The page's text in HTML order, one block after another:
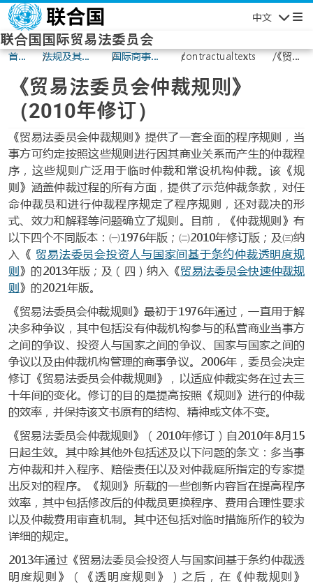
Skip to main content
中文
联合国国际贸易法委员会
首
法规及其状
国际商事仲
contractualtexts
《贸易
年修
订）
《贸易法委员会仲裁规则》
（2010年修订）
《贸易法委员会仲裁规则》提供了一套全面的程序规则，当
事方可约定按照这些规则进行因其商业关系而产生的仲裁程
序，这些规则广泛用于临时仲裁和常设机构仲裁。该《规
则》涵盖仲裁过程的所有方面，提供了示范仲裁条款，对任
命仲裁员和进行仲裁程序规定了程序规则，还对裁决的形
式、效力和解释等问题确立了规则。目前，《仲裁规则》有
以下四个不同版本：㈠1976年版；㈡2010年修订版；及㈢纳
入《 贸易法委员会投资人与国家间基于条约仲裁透明度规
则》的2013年版；及（四）纳入《贸易法委员会快速仲裁规
则》的2021年版。
《贸易法委员会仲裁规则》最初于1976年通过，一直用于解
决多种争议，其中包括没有仲裁机构参与的私营商业当事方
之间的争议、投资人与国家之间的争议、国家与国家之间的
争议以及由仲裁机构管理的商事争议。2006年，委员会决定
修订《贸易法委员会仲裁规则》，以适应仲裁实务在过去三
十年间的变化。修订的目的是提高按照《规则》进行的仲裁
的效率，并保持该文书原有的结构、精神或文体不变。
《贸易法委员会仲裁规则》（2010年修订）自2010年8月15
日起生效。其中除其他外包括述及以下问题的条文：多当事
方仲裁和并入程序、赔偿责任以及对仲裁庭所指定的专家提
出反对的程序。《规则》所载的一些创新内容旨在提高程序
效率，其中包括修改后的仲裁员更换程序、费用合理性要求
以及仲裁费用审查机制。其中还包括对临时措施所作的较为
详细的规定。
2013年通过《贸易法委员会投资人与国家间基于条约仲裁透
明度规则》（《透明度规则》）之后，在《仲裁规则》